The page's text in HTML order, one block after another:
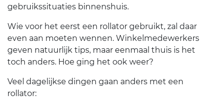
gebruikssituaties binnenshuis.
Wie voor het eerst een rollator gebruikt, zal daar
even aan moeten wennen. Winkelmedewerkers
geven natuurlijk tips, maar eenmaal thuis is het
toch anders. Hoe ging het ook weer?
Veel dagelijkse dingen gaan anders met een
rollator: